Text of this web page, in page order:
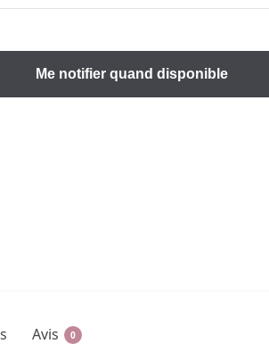
Me notifier quand disponible
Avis 0